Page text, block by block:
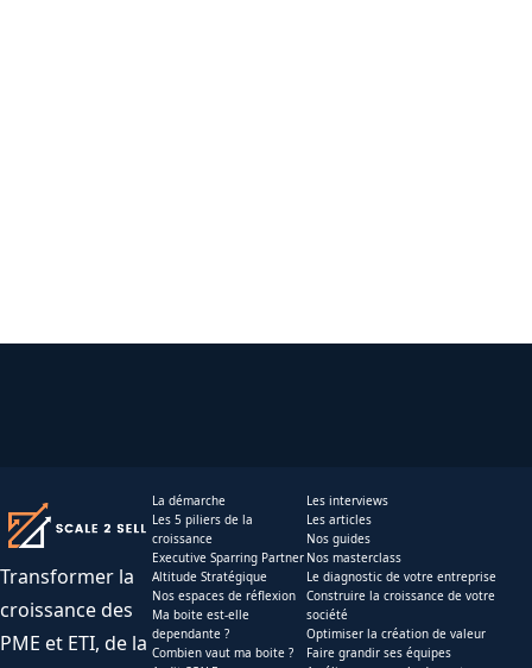
Transformer la
croissance des
PME et ETI, de la
La démarche
Les 5 piliers de la
croissance
Executive Sparring Partner
Altitude Stratégique
Nos espaces de réflexion
Ma boite est-elle
dependante ?
Combien vaut ma boite ?
Les interviews
Les articles
Nos guides
Nos masterclass
Le diagnostic de votre entreprise
Construire la croissance de votre
société
Optimiser la création de valeur
Faire grandir ses équipes